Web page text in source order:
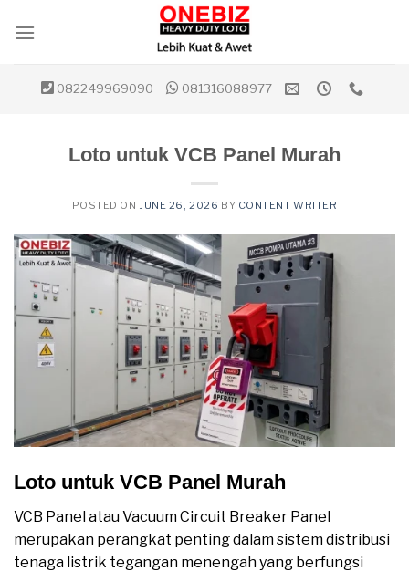
082249969090 081316088977
Loto untuk VCB Panel Murah
POSTED ON JUNE 26, 2026 BY CONTENT WRITER
Loto untuk VCB Panel Murah
VCB Panel atau Vacuum Circuit Breaker Panel
merupakan perangkat penting dalam sistem distribusi
tenaga listrik tegangan menengah yang berfungsi